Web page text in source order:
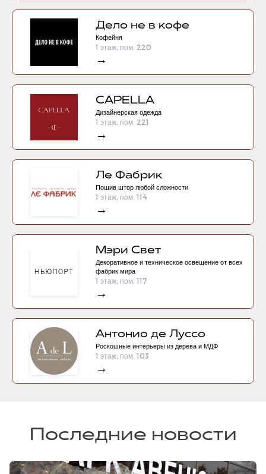
Дело не в кофе
Кофейня
1 этаж, пом. 220
→
CAPELLA
Дизайнерская одежда
1 этаж, пом. 221
→
Ле Фабрик
Пошив штор любой сложности
1 этаж, пом. 114
→
Мэри Свет
Декоративное и техническое освещение от всех
фабрик мира
1 этаж, пом. 117
→
Антонио де Луссо
Роскошные интерьеры из дерева и МДФ
1 этаж, пом. 103
→
Последние новости